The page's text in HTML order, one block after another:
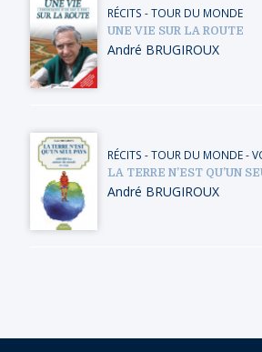
RÉCITS -TOUR DU MONDE
UNE VIE SUR LA ROUTE
André BRUGIROUX
RÉCITS -TOUR DU MONDE-
LA TERRE N’EST QU’UN
André BRUGIROUX